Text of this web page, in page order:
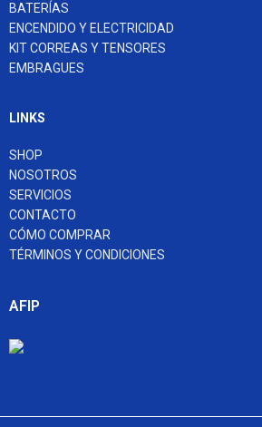
BATERÍAS
ENCENDIDO Y ELECTRICIDAD
KIT CORREAS Y TENSORES
EMBRAGUES
LINKS
SHOP
NOSOTROS
SERVICIOS
CONTACTO
CÓMO COMPRAR
TÉRMINOS Y CONDICIONES
AFIP